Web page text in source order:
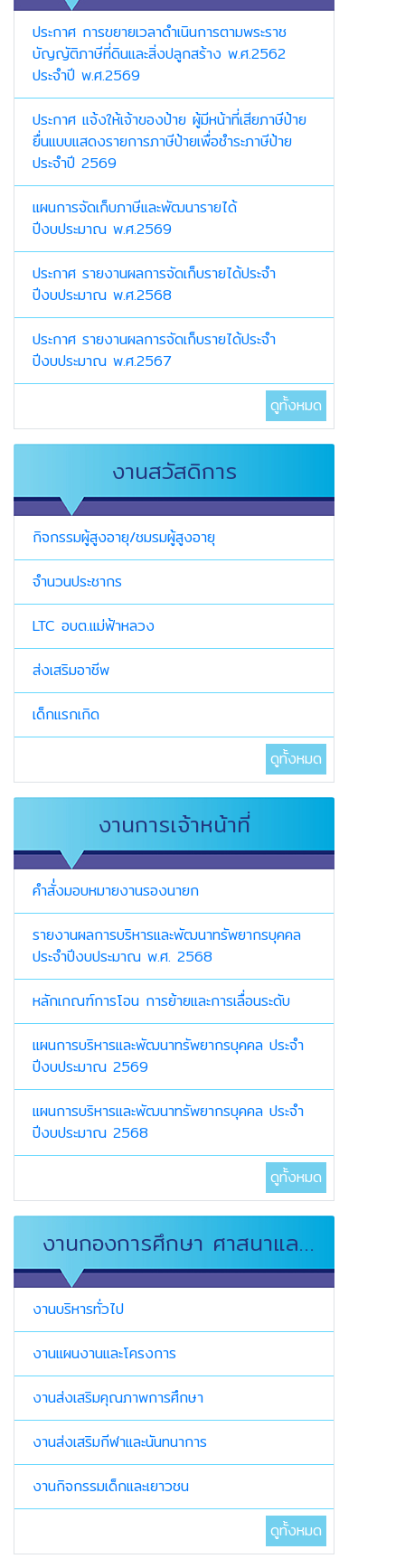
ประกาศ การขยายเวลาดำเนินการตามพระราช
บัญญัติภาษีที่ดินและสิ่งปลูกสร้าง พ.ศ.2562
ประจำปี พ.ศ.2569
ประกาศ แจ้งให้เจ้าของป้าย ผู้มีหน้าที่เสียภาษีป้าย
ยื่นแบบแสดงรายการภาษีป้ายเพื่อชำระภาษีป้าย
ประจำปี 2569
แผนการจัดเก็บภาษีและพัฒนารายได้
ปีงบประมาณ พ.ศ.2569
ประกาศ รายงานผลการจัดเก็บรายได้ประจำ
ปีงบประมาณ พ.ศ.2568
ประกาศ รายงานผลการจัดเก็บรายได้ประจำ
ปีงบประมาณ พ.ศ.2567
ดูทั้งหมด
งานสวัสดิการ
กิจกรรมผู้สูงอายุ/ชมรมผู้สูงอายุ
จำนวนประชากร
LTC อบต.แม่ฟ้าหลวง
ส่งเสริมอาชีพ
เด็กแรกเกิด
ดูทั้งหมด
งานการเจ้าหน้าที่
คำสั่่งมอบหมายงานรองนายก
รายงานผลการบริหารและพัฒนาทรัพยากรบุคคล
ประจำปีงบประมาณ พ.ศ. 2568
หลักเกณฑ์การโอน การย้ายและการเลื่อนระดับ
แผนการบริหารและพัฒนาทรัพยากรบุคคล ประจำ
ปีงบประมาณ 2569
แผนการบริหารและพัฒนาทรัพยากรบุคคล ประจำ
ปีงบประมาณ 2568
ดูทั้งหมด
งานกองการศึกษา ศาสนาและ
วัฒนธรรม
งานบริหารทั่วไป
งานแผนงานและโครงการ
งานส่งเสริมคุณภาพการศึกษา
งานส่งเสริมกีฬาและนันทนาการ
งานกิจกรรมเด็กและเยาวชน
ดูทั้งหมด